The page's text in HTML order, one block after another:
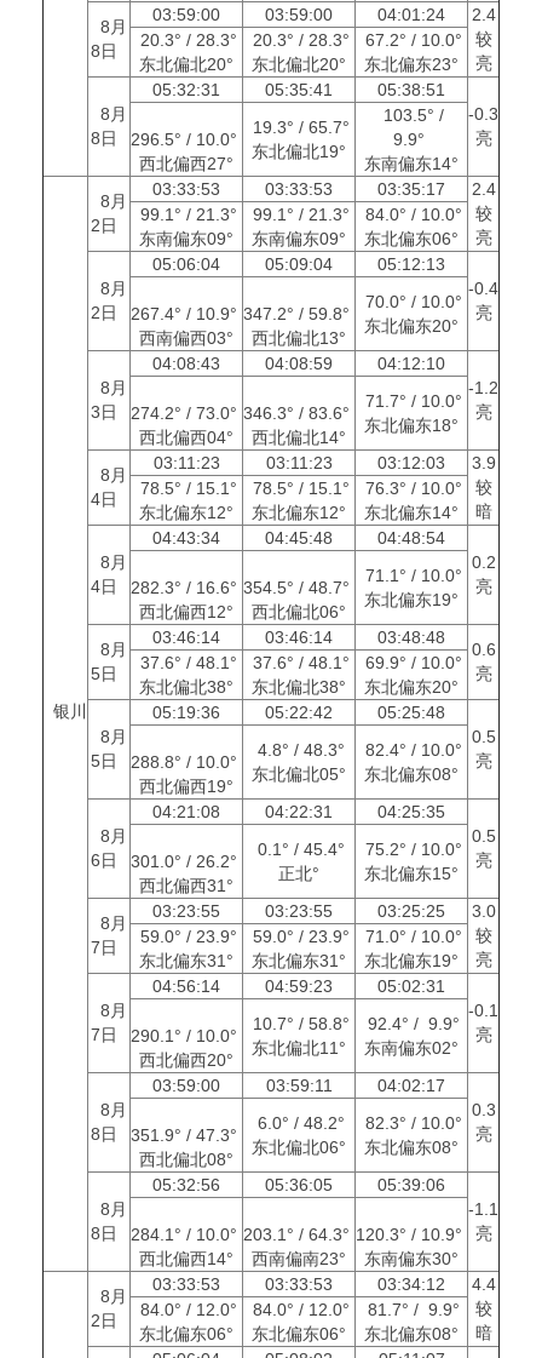
8月
8日
03:59:00 03:59:00 04:01:24
2.4
较
亮
20.3° / 28.3°
东北偏北20°
20.3° / 28.3°
东北偏北20°
67.2° / 10.0°
东北偏东23°
8月
8日
05:32:31 05:35:41
05:38:51
-0.3
亮
296.5° / 10.0°
西北偏西27°
19.3° / 65.7°
东北偏北19°
103.5° /
9.9°
东南偏东14°
银川
8月
2日
03:33:53 03:33:53 03:35:17
2.4
较
亮
99.1° / 21.3°
东南偏东09°
99.1° / 21.3°
东南偏东09°
84.0° / 10.0°
东北偏东06°
8月
2日
05:06:04 05:09:04
05:12:13
-0.4
亮
267.4° / 10.9°
西南偏西03°
347.2° / 59.8°
西北偏北13°
70.0° / 10.0°
东北偏东20°
8月
3日
04:08:43 04:08:59
04:12:10
-1.2
亮
274.2° / 73.0°
西北偏西04°
346.3° / 83.6°
西北偏北14°
71.7° / 10.0°
东北偏东18°
8月
4日
03:11:23 03:11:23 03:12:03
3.9
较
暗
78.5° / 15.1°
东北偏东12°
78.5° / 15.1°
东北偏东12°
76.3° / 10.0°
东北偏东14°
8月
4日
04:43:34 04:45:48
04:48:54
0.2
亮
282.3° / 16.6°
西北偏西12°
354.5° / 48.7°
西北偏北06°
71.1° / 10.0°
东北偏东19°
8月
5日
03:46:14 03:46:14 03:48:48
0.6
亮
37.6° / 48.1°
东北偏北38°
37.6° / 48.1°
东北偏北38°
69.9° / 10.0°
东北偏东20°
8月
5日
05:19:36 05:22:42
05:25:48
0.5
亮
288.8° / 10.0°
西北偏西19°
4.8° / 48.3°
东北偏北05°
82.4° / 10.0°
东北偏东08°
8月
6日
04:21:08 04:22:31
04:25:35
0.5
亮
301.0° / 26.2°
西北偏西31°
0.1° / 45.4°
正北°
75.2° / 10.0°
东北偏东15°
8月
7日
03:23:55 03:23:55 03:25:25
3.0
较
亮
59.0° / 23.9°
东北偏东31°
59.0° / 23.9°
东北偏东31°
71.0° / 10.0°
东北偏东19°
8月
7日
04:56:14 04:59:23
05:02:31
-0.1
亮
290.1° / 10.0°
西北偏西20°
10.7° / 58.8°
东北偏北11°
92.4° / 9.9°
东南偏东02°
8月
8日
03:59:00 03:59:11
04:02:17
0.3
亮
351.9° / 47.3°
西北偏北08°
6.0° / 48.2°
东北偏北06°
82.3° / 10.0°
东北偏东08°
8月
8日
05:32:56 05:36:05
05:39:06
-1.1
亮
284.1° / 10.0°
西北偏西14°
203.1° / 64.3°
西南偏南23°
120.3° / 10.9°
东南偏东30°
8月
2日
03:33:53 03:33:53 03:34:12
4.4
较
暗
84.0° / 12.0°
东北偏东06°
84.0° / 12.0°
东北偏东06°
81.7° / 9.9°
东北偏东08°